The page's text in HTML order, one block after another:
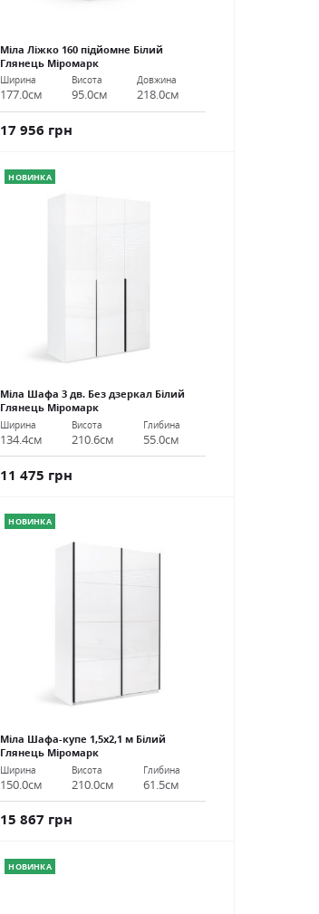
Міла Ліжко 160 підйомне Білий
Глянець Міромарк
Ширина
177.0см
Висота
95.0см
Довжина
218.0см
17 956 грн
НОВИНКА
Міла Шафа 3 дв. Без дзеркал Білий
Глянець Міромарк
Ширина
134.4см
Висота
210.6см
Глибина
55.0см
11 475 грн
НОВИНКА
Міла Шафа-купе 1,5х2,1 м Білий
Глянець Міромарк
Ширина
150.0см
Висота
210.0см
Глибина
61.5см
15 867 грн
НОВИНКА